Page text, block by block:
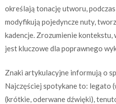
określają tonację utworu,
modyfikują pojedyncze nuty,
kadencje. Zrozumienie kontekstu,
jest kluczowe dla poprawnego
Znaki artykulacyjne informują o
Najczęściej spotykane to: legato
(krótkie, oderwane dźwięki),